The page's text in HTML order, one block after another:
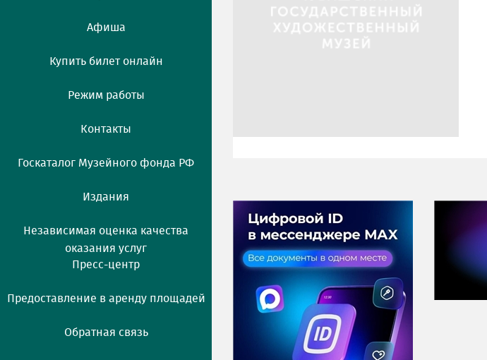
Афиша
Купить билет онлайн
Режим работы
Контакты
Госкаталог Музейного фонда РФ
Издания
Независимая оценка качества
оказания услуг
Пресс-центр
Предоставление в аренду площадей
Обратная связь